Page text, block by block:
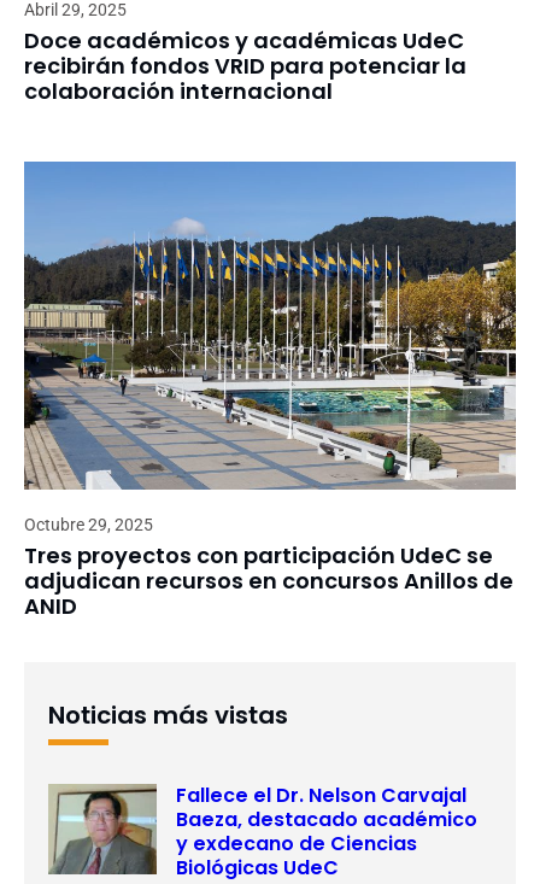
Abril 29, 2025
Doce académicos y académicas UdeC
recibirán fondos VRID para potenciar la
colaboración internacional
Octubre 29, 2025
Tres proyectos con participación UdeC se
adjudican recursos en concursos Anillos de
ANID
Noticias más vistas
Fallece el Dr. Nelson Carvajal
Baeza, destacado académico
y exdecano de Ciencias
Biológicas UdeC